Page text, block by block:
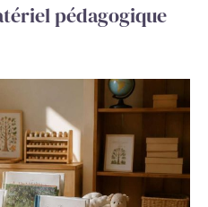
pédagogique